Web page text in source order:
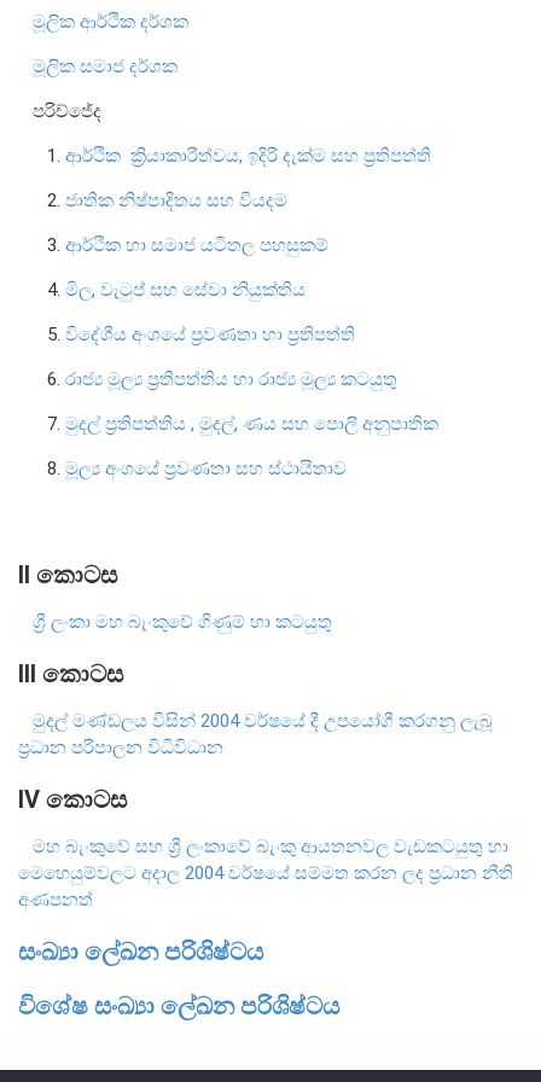
සංවිධාන ව්‍යුහය
පාලන ව්‍යුහය
පාලන සංග්‍රහ සහ ප්‍රතිපත්ති
එක්ස්ටර් වාර්තාව
මුදල් ප්‍රතිපත්තිය
මූල්‍ය පද්ධතිය
මූල්‍ය පද්ධති ස්ථායිතාව
මූල්‍ය පද්ධති ස්ථායිතාව - සමස්ත විග්‍රහය
ප්‍රධාන කාර්යයන්
බැංකු අංශය
බැංකු නො වන මූල්‍ය හා කල්බදු අංශය
ප්‍රාථමික අලෙවිකරුවන්
මූලික ආර්ථික දර්ශක
මූලික සමාජ දර්ශක
පරිච්ජේද
1. ආර්ථික ක්‍රියාකාරීත්වය, ඉදිරි දැක්ම සහ ප්‍රතිපත්ති
2. ජාතික නිෂ්පාදිතය සහ වියදම
3. ආර්ථික හා සමාජ යටිතල පහසුකම්
4. මිල, වැටුප් සහ සේවා නියුක්තිය
5. විදේශීය අංශයේ ප්‍රවණතා හා ප්‍රතිපත්ති
6. රාජ්‍ය මූල්‍ය ප්‍රතිපත්තිය හා රාජ්‍ය මූල්‍ය කටයුතු
7. මුදල් ප්‍රතිපත්තිය , මුදල්, ණය සහ පොලී අනුපාතික
8. මූල්‍ය අංශයේ ප්‍රවණතා සහ ස්ථායිතාව
II කොටස
ශ්‍රී ලංකා මහ බැංකුවේ ගිණුම් හා කටයුතු
III කොටස
මුදල් මණ්ඩලය විසින් 2004 වර්ෂයේ දී උපයෝගී කරගනු ලැබූ
ප්‍රධාන පරිපාලන විධිවිධාන
IV කොටස
මහ බැංකුවේ සහ ශ්‍රී ලංකාවේ බැංකු ආයතනවල වැඩකටයුතු හා
මෙහෙයුම්වලට අදාල 2004 වර්ෂයේ සම්මත කරන ලද ප්‍රධාන නීති
අණපනත්
සංඛ්‍යා ලේඛන පරිශිෂ්ටය
විශේෂ සංඛ්‍යා ලේඛන පරිශිෂ්ටය